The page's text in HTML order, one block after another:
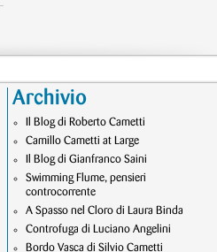
Archivio
Il Blog di Roberto Cametti
Camillo Cametti at Large
Il Blog di Gianfranco Saini
Swimming Flume, pensieri
controcorrente
A Spasso nel Cloro di Laura Binda
Controfuga di Luciano Angelini
Bordo Vasca di Silvio Cametti